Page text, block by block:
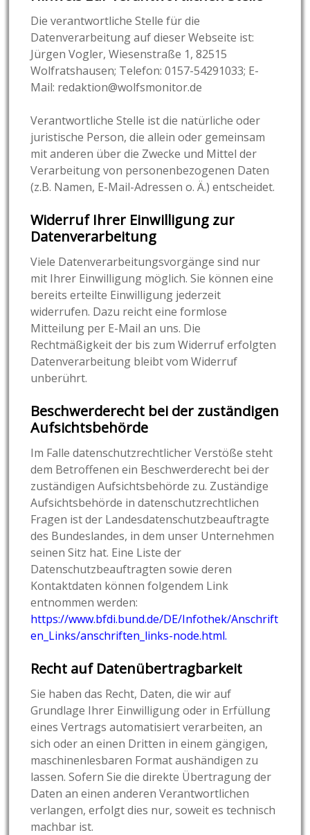
Die verantwortliche Stelle für die
Datenverarbeitung auf dieser Webseite ist:
Jürgen Vogler, Wiesenstraße 1, 82515
Wolfratshausen; Telefon: 0157-54291033; E-
Mail: redaktion@wolfsmonitor.de
Verantwortliche Stelle ist die natürliche oder
juristische Person, die allein oder gemeinsam
mit anderen über die Zwecke und Mittel der
Verarbeitung von personenbezogenen Daten
(z.B. Namen, E-Mail-Adressen o. Ä.) entscheidet.
Widerruf Ihrer Einwilligung zur
Datenverarbeitung
Viele Datenverarbeitungsvorgänge sind nur
mit Ihrer Einwilligung möglich. Sie können eine
bereits erteilte Einwilligung jederzeit
widerrufen. Dazu reicht eine formlose
Mitteilung per E-Mail an uns. Die
Rechtmäßigkeit der bis zum Widerruf erfolgten
Datenverarbeitung bleibt vom Widerruf
unberührt.
Beschwerderecht bei der zuständigen
Aufsichtsbehörde
Im Falle datenschutzrechtlicher Verstöße steht
dem Betroffenen ein Beschwerderecht bei der
zuständigen Aufsichtsbehörde zu. Zuständige
Aufsichtsbehörde in datenschutzrechtlichen
Fragen ist der Landesdatenschutzbeauftragte
des Bundeslandes, in dem unser Unternehmen
seinen Sitz hat. Eine Liste der
Datenschutzbeauftragten sowie deren
Kontaktdaten können folgendem Link
entnommen werden:
https://www.bfdi.bund.de/DE/Infothek/Anschrift
en_Links/anschriften_links-node.html.
Recht auf Datenübertragbarkeit
Sie haben das Recht, Daten, die wir auf
Grundlage Ihrer Einwilligung oder in Erfüllung
eines Vertrags automatisiert verarbeiten, an
sich oder an einen Dritten in einem gängigen,
maschinenlesbaren Format aushändigen zu
lassen. Sofern Sie die direkte Übertragung der
Daten an einen anderen Verantwortlichen
verlangen, erfolgt dies nur, soweit es technisch
machbar ist.